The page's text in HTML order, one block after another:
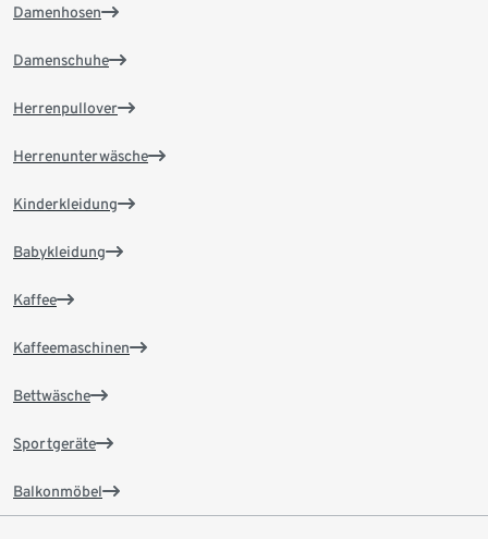
Damenhosen
Damenschuhe
Herrenpullover
Herrenunterwäsche
Kinderkleidung
Babykleidung
Kaffee
Kaffeemaschinen
Bettwäsche
Sportgeräte
Balkonmöbel